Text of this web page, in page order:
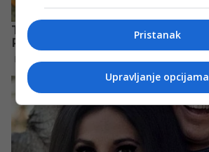
Pristanak
Upravljanje opcijama